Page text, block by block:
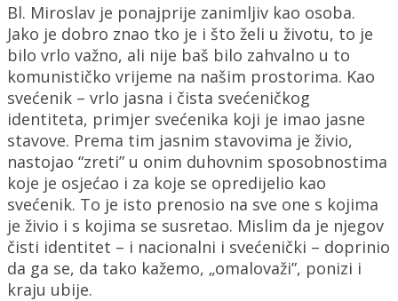
Bl. Miroslav je ponajprije zanimljiv kao osoba.
Jako je dobro znao tko je i što želi u životu, to je
bilo vrlo važno, ali nije baš bilo zahvalno u to
komunističko vrijeme na našim prostorima. Kao
svećenik – vrlo jasna i čista svećeničkog
identiteta, primjer svećenika koji je imao jasne
stavove. Prema tim jasnim stavovima je živio,
nastojao “zreti” u onim duhovnim sposobnostima
koje je osjećao i za koje se opredijelio kao
svećenik. To je isto prenosio na sve one s kojima
je živio i s kojima se susretao. Mislim da je njegov
čisti identitet – i nacionalni i svećenički – doprinio
da ga se, da tako kažemo, „omalovaži”, ponizi i
kraju ubije.